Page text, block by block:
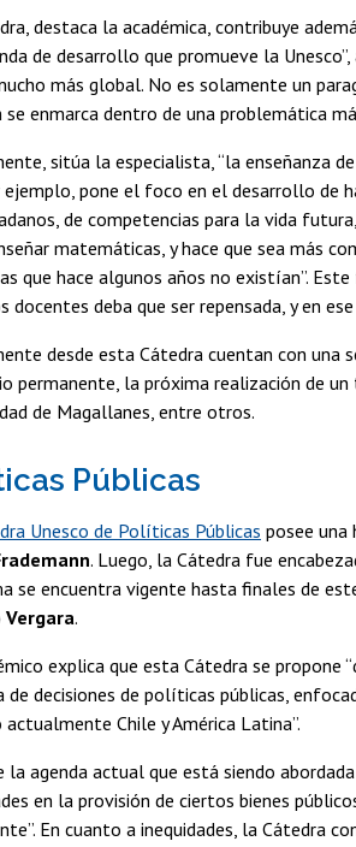
destaca la académica, contribuye
de desarrollo que promueve la
más global. No es solamente un
se enmarca dentro de una problemática
sitúa la especialista, “la enseñanza
ejemplo, pone el foco en el desarrollo de
de competencias para la vida
matemáticas, y hace que sea más
que hace algunos años no existían”.
docentes deba que ser repensada, y en
desde esta Cátedra cuentan con una
permanente, la próxima realización de
de Magallanes, entre otros.
Públicas
Unesco de Políticas Públicas posee una
. Luego, la Cátedra fue
se encuentra vigente hasta finales de
Vergara.
explica que esta Cátedra se
de decisiones de políticas públicas,
actualmente Chile y América Latina”.
la agenda actual que está siendo
en la provisión de ciertos bienes
En cuanto a inequidades, la Cátedra